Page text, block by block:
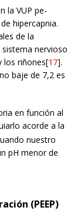
la VUP pe-
hipercapnia.
de la
nervioso
los riñones[17].
baje de 7,2 es
en función al
acorde a la
nuestro
pH menor de
(PEEP)